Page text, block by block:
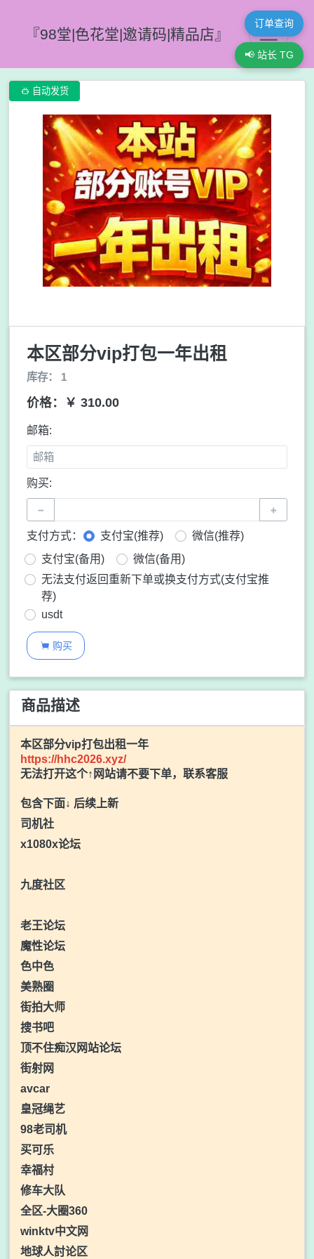
『98堂|色花堂|邀请码|精品店』
订单查询
📢 站长 TG
 自动发货
本区部分vip打包一年出租
库存： 1
价格：￥ 310.00
邮箱:
购买:
− +
支付方式： 支付宝(推荐)
微信(推荐)
支付宝(备用)
微信(备用)
无法支付返回重新下单或换支付方式(支付宝推
荐)
usdt
 购买
商品描述
本区部分vip打包出租一年
https://hhc2026.xyz/
无法打开这个↑网站请不要下单，联系客服
包含下面↓ 后续上新
司机社
x1080x论坛
九度社区
老王论坛
魔性论坛
色中色
美熟圈
街拍大师
搜书吧
顶不住痴汉网站论坛
街射网
avcar
皇冠绳艺
98老司机
买可乐
幸福村
修车大队
全区-大圈360
winktv中文网
地球人討论区